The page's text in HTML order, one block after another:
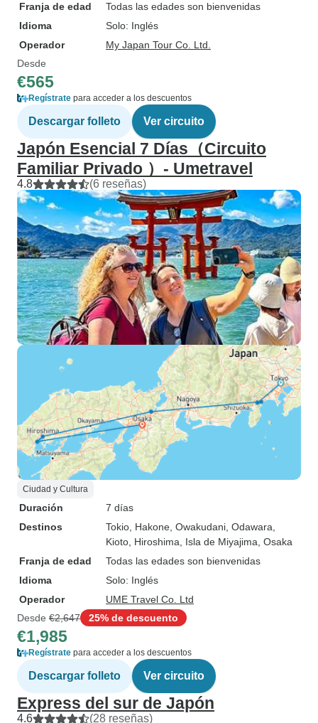
Franja de edad
Todas las edades son bienvenidas
Idioma
Solo: Inglés
Operador
My Japan Tour Co. Ltd.
Desde
€565
Regístrate para acceder a los descuentos
Descargar folleto Ver circuito
Japón Esencial 7 Días（Circuito
Familiar Privado ）- Umetravel
4.8 (6 reseñas)
Ciudad y Cultura
Duración
7 días
Destinos
Tokio , Hakone , Owakudani , Odawara
Kioto , Hiroshima , Isla de Miyajima , Osaka
Franja de edad
Todas las edades son bienvenidas
Idioma
Solo: Inglés
Operador
UME Travel Co. Ltd
Desde €2,647 25% de descuento
€1,985
Regístrate para acceder a los descuentos
Descargar folleto Ver circuito
Express del sur de Japón
4.6 (28 reseñas)